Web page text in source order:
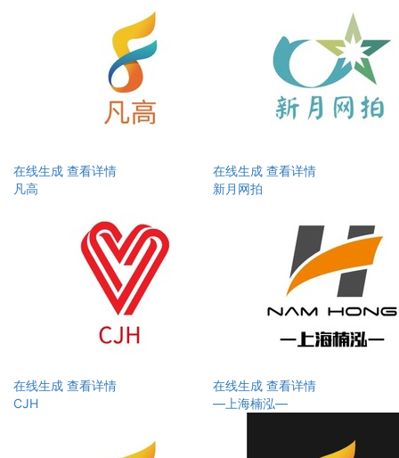
在线生成 查看详情
凡高
在线生成 查看详情
新月网拍
在线生成 查看详情
CJH
在线生成 查看详情
—上海楠泓—